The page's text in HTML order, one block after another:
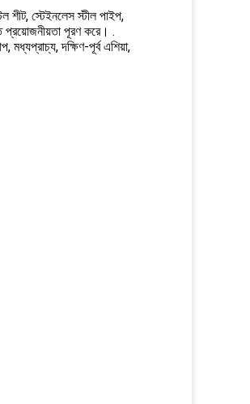
শীট, স্টেইনলেস স্টীল পাইপ,
প্রয়োজনীয়তা পূরণ করে। .
মধ্যপ্রাচ্য, দক্ষিণ-পূর্ব এশিয়া,